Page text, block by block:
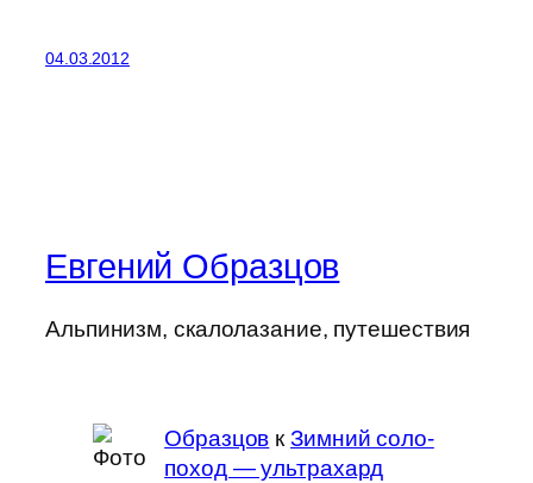
04.03.2012
Евгений Образцов
Альпинизм, скалолазание, путешествия
Образцов кЗимний соло-
поход — ультрахард